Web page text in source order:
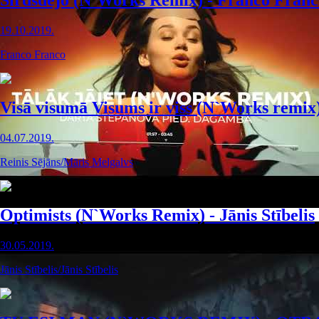
19.10.2019.
Franco Franco
Visā visumā Visums ir viss (N`Works
04.07.2019.
Reinis Sējāns/Māris Melgalvs
Optimists (N`Works Remix) - Jānis Stībelis
30.05.2019.
Jānis Stībelis/Jānis Stībelis